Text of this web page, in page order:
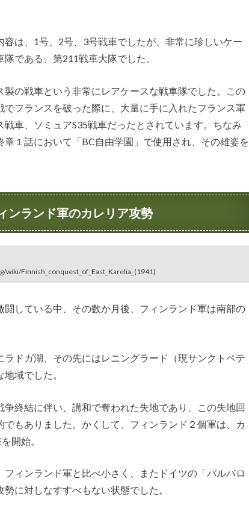
は、1号、2号、3号戦車でしたが、非常に珍しいケー
である、第211戦車大隊でした。
の戦車という非常にレアケースな戦車隊でした。この
フランスを破った際に、大量に手に入れたフランス軍
車、ソミュアS35戦車だったとされています。ちなみ
１話において「BC自由学園」で使用され、その雄姿を
ンランド軍のカレリア攻勢
wiki/Finnish_conquest_of_East_Karelia_(1941)
している中、その数か月後、フィンランド軍は南部の
ドガ湖、その先にはレニングラード（現サンクトペテ
域でした。
終結に伴い、講和で奪われた失地であり、この失地回
もありました。かくして、フィンランド２個軍は、カ
開始。
ィンランド軍と比べ小さく、またドイツの「バルバロ
に対しなすすべもない状態でした。